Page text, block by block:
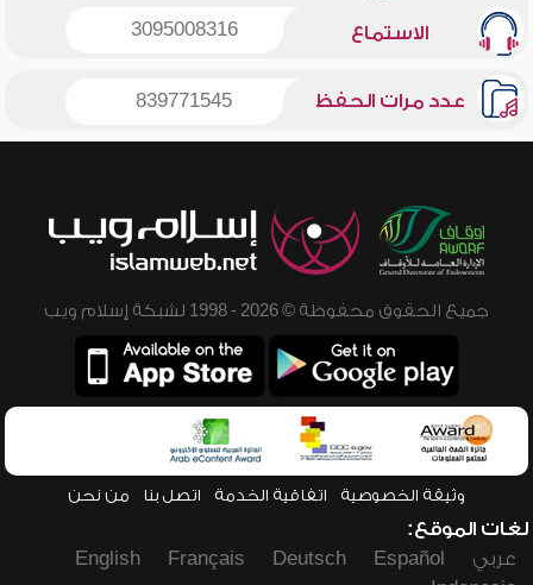
الاستماع 3095008316
عدد مرات الحفظ 839771545
جميع الحقوق محفوظة © 2026 - 1998 لشبكة إسلام ويب
وثيقة الخصوصية اتفاقية الخدمة اتصل بنا من نحن
لغات الموقع:
عربي
Español
Deutsch
Français
English